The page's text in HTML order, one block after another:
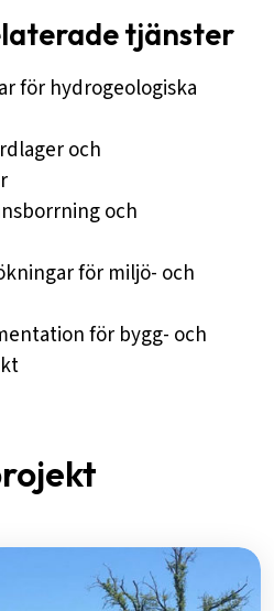
tjänster
för hydrogeologiska
och
och
för miljö- och
för bygg- och